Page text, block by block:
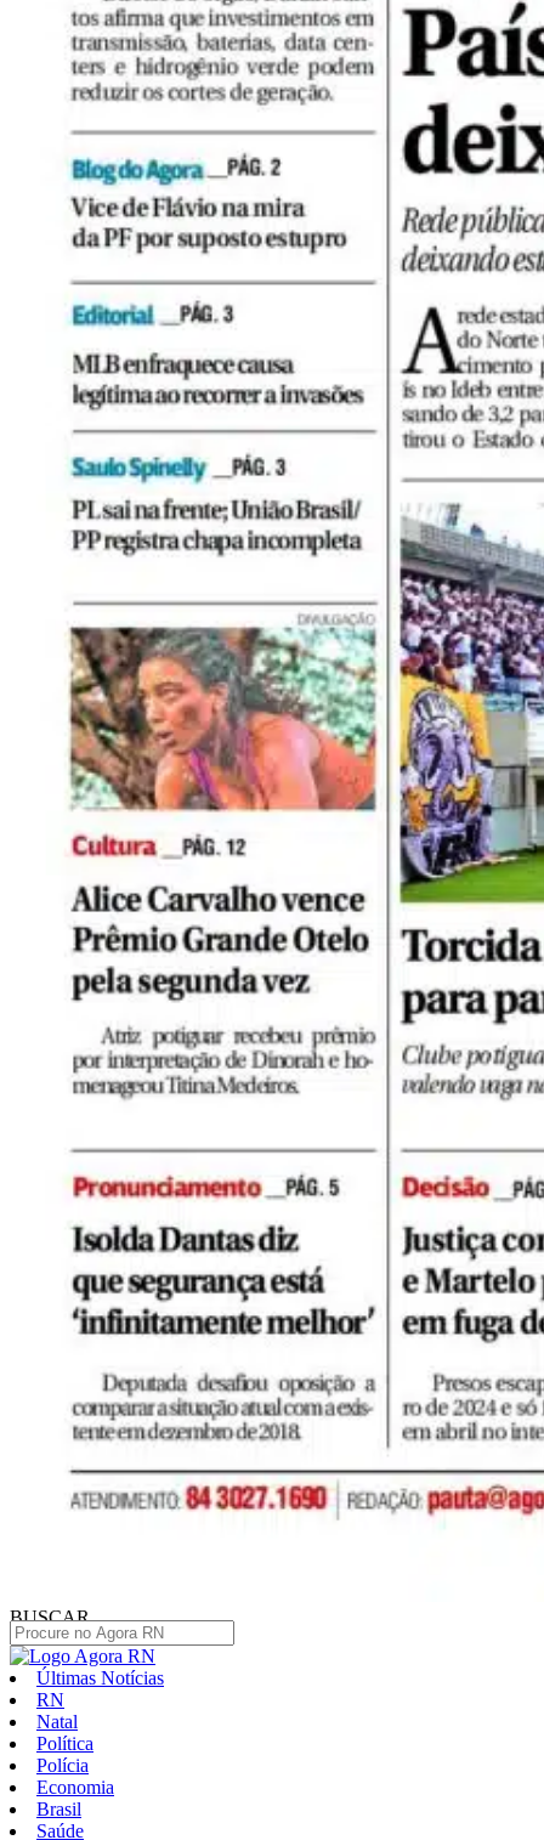
BUSCAR
Últimas Notícias
RN
Natal
Política
Polícia
Economia
Brasil
Saúde